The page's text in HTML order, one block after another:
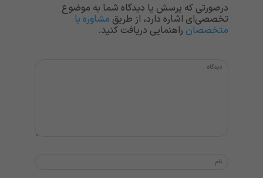
درصورتی که پرسش یا دیدگاه شما به موضوع
تخصصی‌ای اشاره دارد، از طریق مشاوره با
متخصصان راهنمایی دریافت کنید.